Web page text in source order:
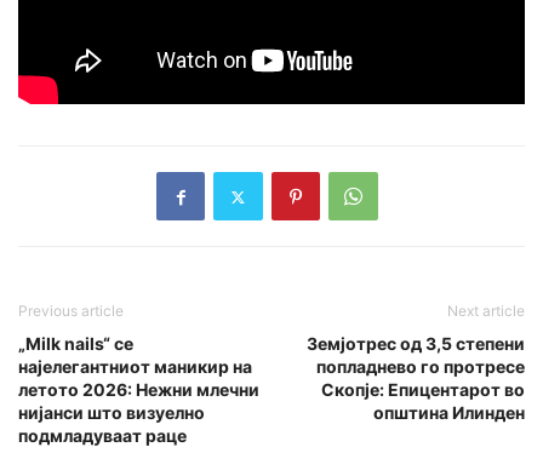
Previous article
„Milk nails“ се
најелегантниот маникир на
летото 2026: Нежни млечни
нијанси што визуелно
подмладуваат раце
Next article
Земјотрес од 3,5 степени
попладнево го протресе
Скопје: Епицентарот во
општина Илинден